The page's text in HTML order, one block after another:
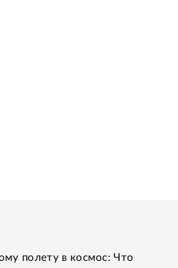
полету в космос: Что